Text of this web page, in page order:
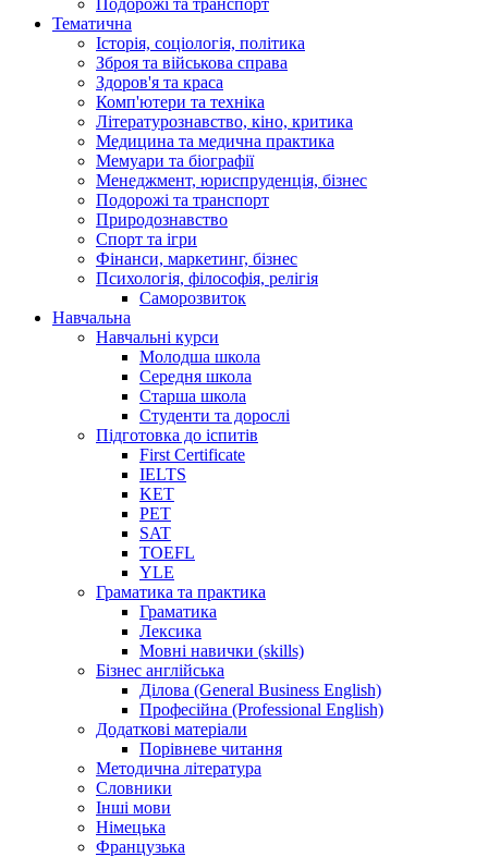
Подорожі та транспорт
Тематична
Історія, соціологія, політика
Зброя та військова справа
Здоров'я та краса
Комп'ютери та техніка
Літературознавство, кіно, критика
Медицина та медична практика
Мемуари та біографії
Менеджмент, юриспруденція, бізнес
Подорожі та транспорт
Природознавство
Спорт та ігри
Фінанси, маркетинг, бізнес
Психологія, філософія, релігія
Саморозвиток
Навчальна
Навчальні курси
Молодша школа
Середня школа
Старша школа
Студенти та дорослі
Підготовка до іспитів
First Certificate
IELTS
KET
PET
SAT
TOEFL
YLE
Граматика та практика
Граматика
Лексика
Мовні навички (skills)
Бізнес англійська
Ділова (General Business English)
Професійна (Professional English)
Додаткові матеріали
Порівневе читання
Методична література
Словники
Інші мови
Німецька
Французька